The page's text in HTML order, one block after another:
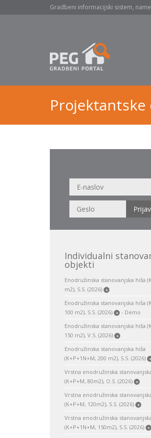
Gradbeni informacijski sistem,
Individualni
objekti
Enodružinska stanovanjska hiša
m2), S.S. (2026) +
Enodružinska stanovanjska hiša
100 m2), S.S. (2026) + - Demo
Enodružinska stanovanjska hiša
150 m2), V.S. (2026) +
Enodružinska stanovanjska hiša
(K+P+1N+M, 200 m2), S.S. (2026)
Vrstna enodružinska
(K+P+M, 80m2), O.S. (2026) +
Vrstna enodružinska
(K+P+M, 120m2), S.S. (2026) +
Vrstna enodružinska
(K+P+1N+M, 150m2), S.S. (2026) +